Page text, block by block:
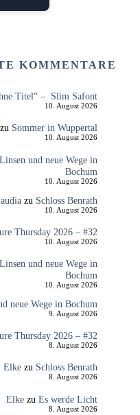
KOMMENTARE
Titel“ – Slim Safont
10. August 2026
Sommer in Wuppertal
10. August 2026
und neue Wege in
Bochum
10. August 2026
zu Schloss Benrath
10. August 2026
Thursday 2026 – #32
10. August 2026
und neue Wege in
Bochum
10. August 2026
neue Wege in Bochum
9. August 2026
Thursday 2026 – #32
8. August 2026
Elkezu Schloss Benrath
8. August 2026
Elkezu Es werde Licht
8. August 2026